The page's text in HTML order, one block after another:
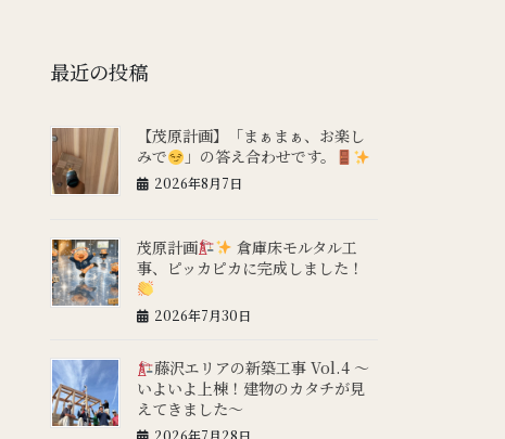
最近の投稿
【茂原計画】「まぁまぁ、お楽し
みで
」の答え合わせです。
2026年8月7日
茂原計画
倉庫床モルタル工
事、ピッカピカに完成しました！
2026年7月30日
藤沢エリアの新築工事 Vol.4 ～
いよいよ上棟！建物のカタチが見
えてきました～
2026年7月28日